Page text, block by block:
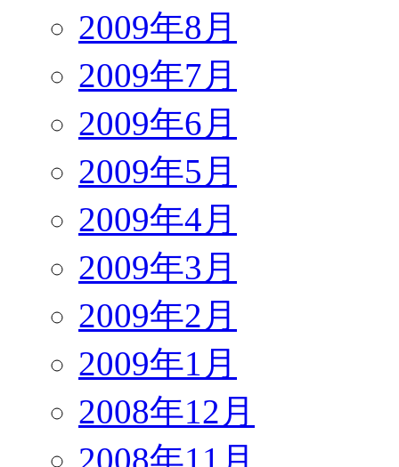
2009年8月
2009年7月
2009年6月
2009年5月
2009年4月
2009年3月
2009年2月
2009年1月
2008年12月